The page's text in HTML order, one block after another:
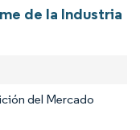
de la Industria
del Mercado